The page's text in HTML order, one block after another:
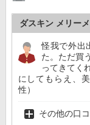
ダスキン メリー
怪我で外出
た。ただ買
ってきてく
にしてもらえ、
性）
その他の口